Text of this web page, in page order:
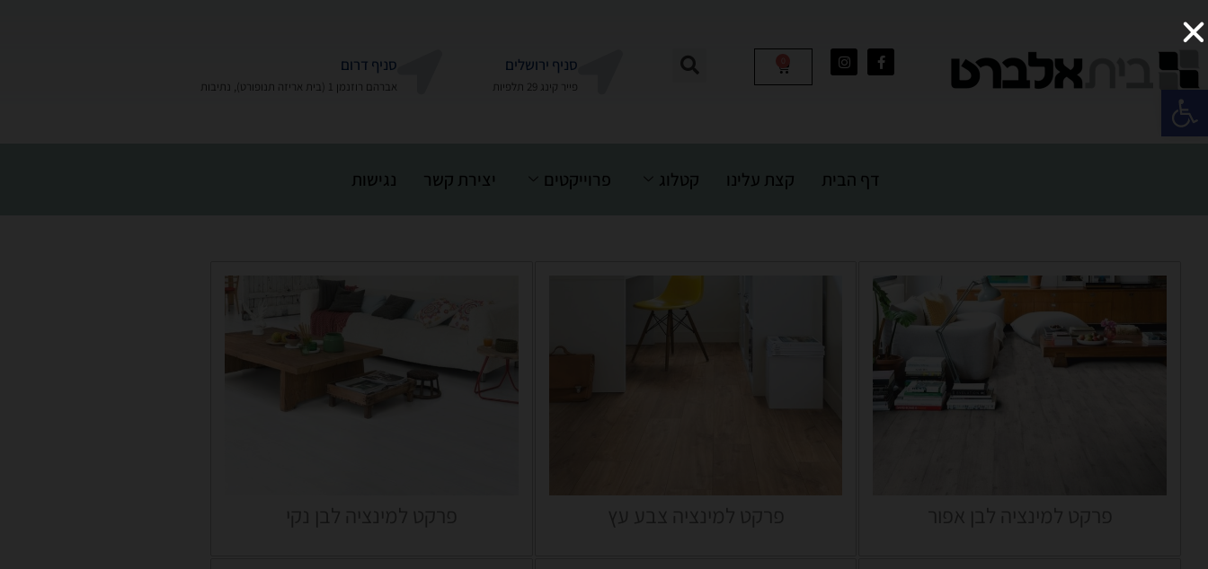
פתח סרגל נגישות
סניף ירושלים
פייר קינג 29 תלפיות
סניף דרום
אברהם רוזנמן 1 (בית אריזה תנופורט), נתיבות
דף הבית קצת עלינו קטלוג פרוייקטים יצירת קשר נגישות